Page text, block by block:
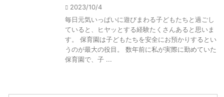
2023/10/4
毎日元気いっぱいに遊びまわる子どもたちと過ごし
ていると、ヒヤッとする経験たくさんあると思いま
す。 保育園は子どもたちを安全にお預かりするとい
うのが最大の役目。 数年前に私が実際に勤めていた
保育園で、子 ...